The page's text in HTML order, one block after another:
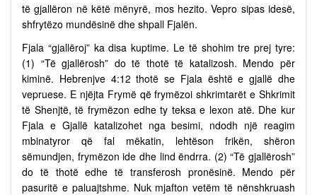
të gjallëron në këtë mënyrë, mos hezito. Vepro sipas idesë,
shfrytëzo mundësinë dhe shpall Fjalën.
Fjala “gjallëroj” ka disa kuptime. Le të shohim tre prej tyre:
(1) “Të gjallërosh” do të thotë të katalizosh. Mendo për
kiminë. Hebrenjve 4:12 thotë se Fjala është e gjallë dhe
vepruese. E njëjta Frymë që frymëzoi shkrimtarët e Shkrimit
të Shenjtë, të frymëzon edhe ty teksa e lexon atë. Dhe kur
Fjala e Gjallë katalizohet nga besimi, ndodh një reagim
mbinatyror që fal mëkatin, lehtëson frikën, shëron
sëmundjen, frymëzon ide dhe lind ëndrra. (2) “Të gjallërosh”
do të thotë edhe të transferosh pronësinë. Mendo për
pasuritë e paluajtshme. Nuk mjafton vetëm të nënshkruash